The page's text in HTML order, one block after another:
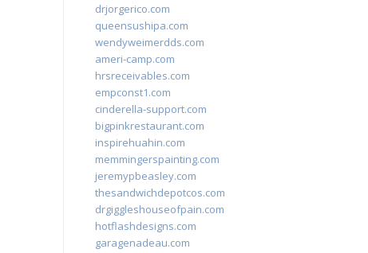
drjorgerico.com
queensushipa.com
wendyweimerdds.com
ameri-camp.com
hrsreceivables.com
empconst1.com
cinderella-support.com
bigpinkrestaurant.com
inspirehuahin.com
memmingerspainting.com
jeremypbeasley.com
thesandwichdepotcos.com
drgiggleshouseofpain.com
hotflashdesigns.com
garagenadeau.com